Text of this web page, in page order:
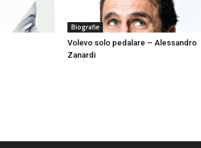
Biografie
Volevo solo pedalare – Alessandro
Zanardi